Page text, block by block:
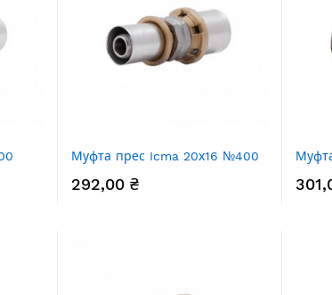
Муфта прес Icma 20х16 №400
292,00 ₴